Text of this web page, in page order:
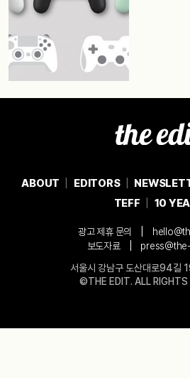
ABOUT EDITORS
TEFF
10
광고 제휴 문의
보도자료
서울시 강남구 도산대로94길
©THE EDIT. ALL RIGHTS